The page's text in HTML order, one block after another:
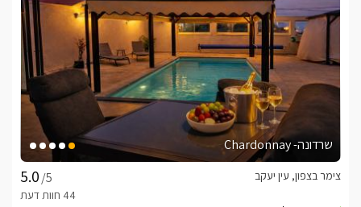
שרדונה- Chardonnay
/5
צימר בצפון, עין יעקב